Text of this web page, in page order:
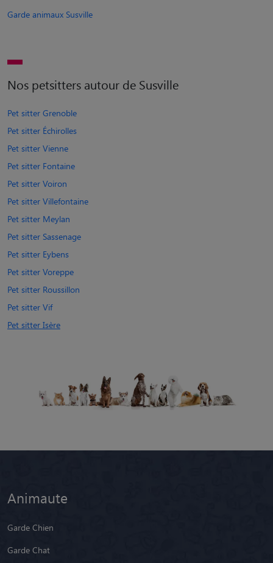
Garde animaux Susville
Nos petsitters autour de Susville
Pet sitter Grenoble
Pet sitter Échirolles
Pet sitter Vienne
Pet sitter Fontaine
Pet sitter Voiron
Pet sitter Villefontaine
Pet sitter Meylan
Pet sitter Sassenage
Pet sitter Eybens
Pet sitter Voreppe
Pet sitter Roussillon
Pet sitter Vif
Pet sitter Isère
Animaute
Garde Chien
Garde Chat